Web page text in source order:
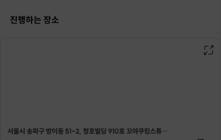
진행하는 장소
서울시 송파구 방이동 51-2, 청호빌딩 910호 꼬야쿠킹스튜디오